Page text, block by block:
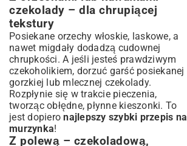
czekolady – dla chrupiącej
tekstury
Posiekane orzechy włoskie, laskowe, a
nawet migdały dodadzą cudownej
chrupkości. A jeśli jesteś prawdziwym
czekoholikiem, dorzuć garść posiekanej
gorzkiej lub mlecznej czekolady.
Rozpłynie się w trakcie pieczenia,
tworząc obłędne, płynne kieszonki. To
jest dopieronajlepszy szybki przepis na
murzynka!
Z polewą – czekoladową,